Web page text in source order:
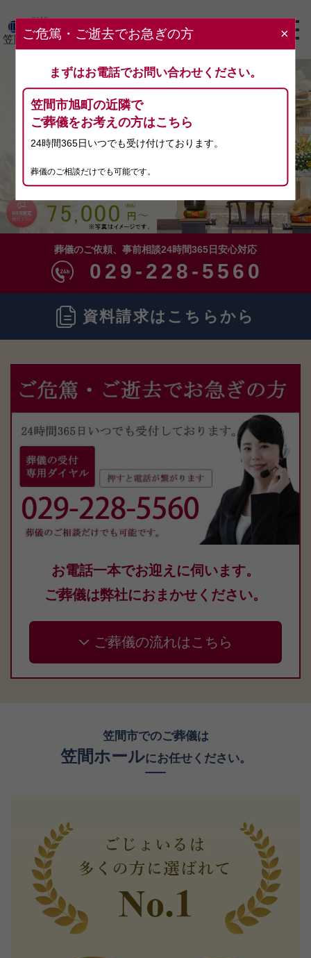
ご危篤・ご逝去でお急ぎの方 ×
まずはお電話でお問い合わせください。
笠間市旭町の近隣で
ご葬儀をお考えの方はこちら
24時間365日いつでも受け付けております。
葬儀のご相談だけでも可能です。
笠間ホール
葬儀のご依頼、事前相談24時間365日安心対応
029-228-5560
資料請求はこちらから
お電話一本でお迎えに伺います。
ご葬儀は弊社におまかせください。
ご葬儀の流れはこちら
笠間市でのご葬儀は
笠間ホールにお任せください。